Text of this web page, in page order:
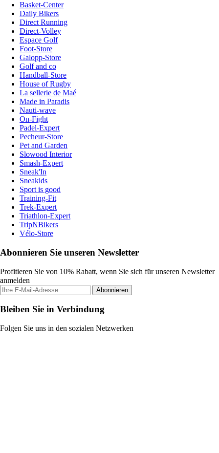
Basket-Center
Daily Bikers
Direct Running
Direct-Volley
Espace Golf
Foot-Store
Galopp-Store
Golf and co
Handball-Store
House of Rugby
La sellerie de Maé
Made in Paradis
Nauti-wave
On-Fight
Padel-Expert
Pecheur-Store
Pet and Garden
Slowood Interior
Smash-Expert
Sneak'In
Sneakids
Sport is good
Training-Fit
Trek-Expert
Triathlon-Expert
TripNBikers
Vélo-Store
Abonnieren Sie unseren Newsletter
Profitieren Sie von 10% Rabatt, wenn Sie sich für unseren Newsletter
anmelden
Abonnieren
Bleiben Sie in Verbindung
Folgen Sie uns in den sozialen Netzwerken